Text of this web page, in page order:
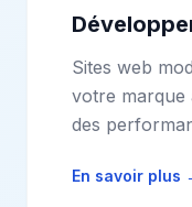
Sites web
votre marque
des
En savoir plus